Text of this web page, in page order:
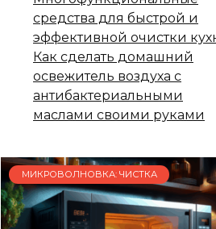
средства для быстрой и
эффективной очистки
Как сделать домашний
освежитель воздуха с
антибактериальными
маслами своими руками
МИКРОВОЛНОВКА: ЧИСТКА